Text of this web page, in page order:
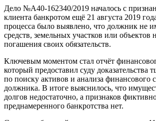
Дело №А40-162340/2019 началось с
клиента банкротом ещё 21 августа 2019
процесса было выявлено, что должник не
средств, земельных участков или
погашения своих обязательств.
Ключевым моментом стал отчёт
который предоставил суду доказательства
по поиску активов и анализа финансового
должника. В итоге выяснилось, что
долгов недостаточно, а признаков
преднамеренного банкротства нет.